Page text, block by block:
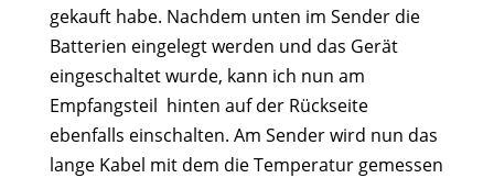
gekauft habe. Nachdem unten im Sender die
Batterien eingelegt werden und das Gerät
eingeschaltet wurde, kann ich nun am
Empfangsteil hinten auf der Rückseite
ebenfalls einschalten. Am Sender wird nun das
lange Kabel mit dem die Temperatur gemessen